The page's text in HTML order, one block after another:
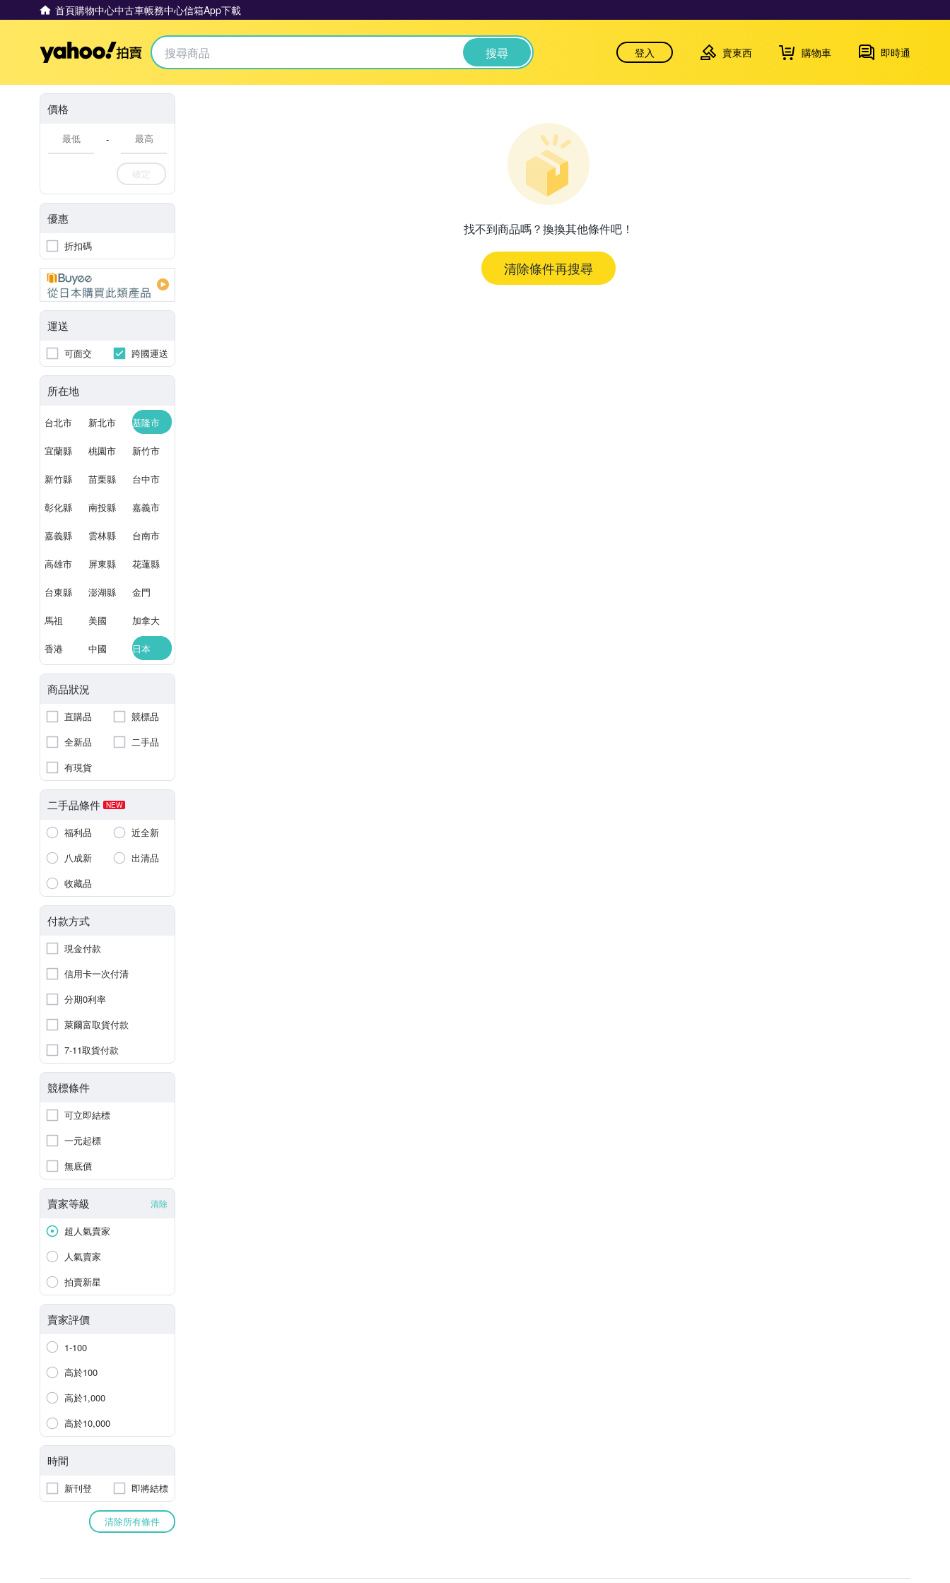
首頁購物中心中古車帳務中心信箱App下載
Yahoo拍賣 搜尋 登入 賣東西 購物車 即時通
價格
-
確定
優惠
折扣碼
運送
可面交 跨國運送
所在地
台北市 新北市 基隆市
宜蘭縣 桃園市 新竹市
新竹縣 苗栗縣 台中市
彰化縣 南投縣 嘉義市
嘉義縣 雲林縣 台南市
高雄市 屏東縣 花蓮縣
台東縣 澎湖縣 金門
馬祖 美國 加拿大
香港 中國 日本
商品狀況
直購品
競標品
全新品
二手品
有現貨
二手品條件 NEW
福利品
近全新
八成新
出清品
收藏品
付款方式
現金付款
信用卡一次付清
分期0利率
萊爾富取貨付款
7-11取貨付款
競標條件
可立即結標
一元起標
無底價
賣家等級 清除
超人氣賣家
人氣賣家
拍賣新星
賣家評價
1-100
高於100
高於1,000
高於10,000
時間
新刊登 即將結標
清除所有條件
找不到商品嗎？換換其他條件吧！
清除條件再搜尋